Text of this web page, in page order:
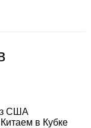
США
в Кубке